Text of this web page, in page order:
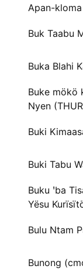
Apan-
Buk Taabu
Buka Blahi
Buke mökö
Nyen
Buki
Buki Tabu
Buku ꞌba
Yësu
Bulu Ntam
Bunong